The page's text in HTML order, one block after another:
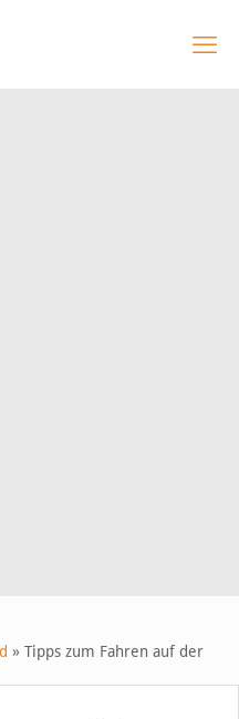
» Tipps zum Fahren auf der